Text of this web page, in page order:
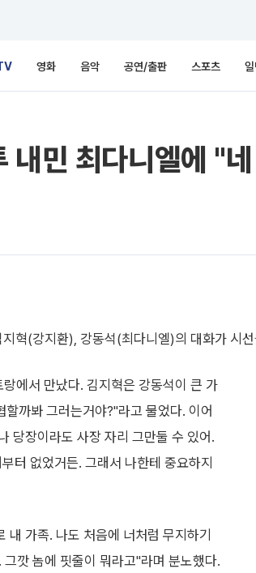
영화 음악 공연/출판 스포츠
내민 최다니엘에 "
혁(강지환), 강동석(최다니엘)의 대화가 시
에서 만났다. 김지혁은 강동석이 큰 가
까봐 그러는거야?"라고 물었다. 이어
당장이라도 사장 자리 그만둘 수 있어.
터 없었거든. 그래서 나한테 중요하지
가족. 나도 처음에 너처럼 무지하기
깟 놈에 핏줄이 뭐라고"라며 분노했다.